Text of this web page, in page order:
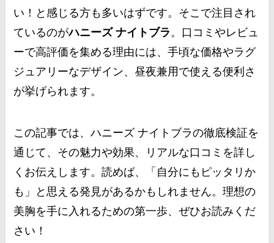
い！と感じる方も多いはずです。そこで注目され
ているのがハニーズ ナイトブラ 。口コミやレビュ
ーで高評価を集める理由には、手頃な価格やラグ
ジュアリーなデザイン、昼夜兼用で使える便利さ
が挙げられます。
この記事では、ハニーズ ナイトブラの徹底検証を
通じて、その魅力や効果、リアルな口コミを詳し
くお伝えします。読めば、「自分にもピッタリか
も」と思える発見があるかもしれません。理想の
美胸を手に入れるための第一歩、ぜひお読みくだ
さい！